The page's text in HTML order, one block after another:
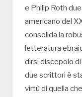
e Philip Roth
americano del
consolida la
letteratura
dirsi discepolo di
due scrittori è
virtù di quella